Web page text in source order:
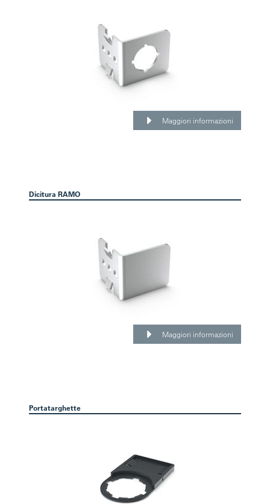
Maggiori informazioni
Dicitura RAMO
Maggiori informazioni
Portatarghette